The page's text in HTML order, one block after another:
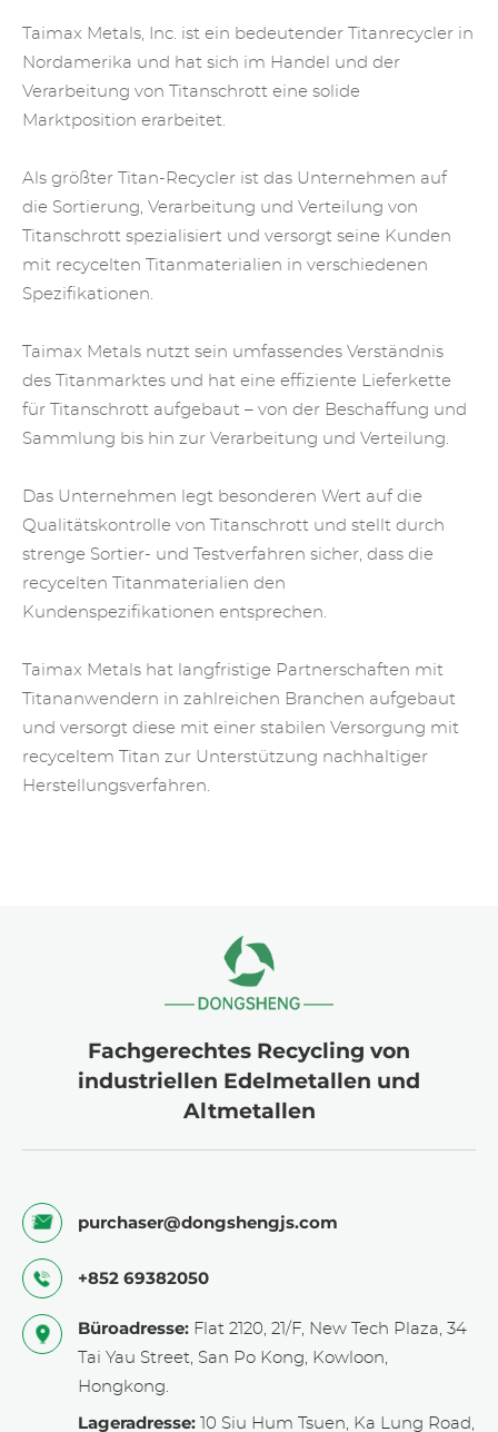
Taimax Metals, Inc. ist ein bedeutender Titanrecycler in
Nordamerika und hat sich im Handel und der
Verarbeitung von Titanschrott eine solide
Marktposition erarbeitet.
Als größter Titan-Recycler ist das Unternehmen auf
die Sortierung, Verarbeitung und Verteilung von
Titanschrott spezialisiert und versorgt seine Kunden
mit recycelten Titanmaterialien in verschiedenen
Spezifikationen.
Taimax Metals nutzt sein umfassendes Verständnis
des Titanmarktes und hat eine effiziente Lieferkette
für Titanschrott aufgebaut – von der Beschaffung und
Sammlung bis hin zur Verarbeitung und Verteilung.
Das Unternehmen legt besonderen Wert auf die
Qualitätskontrolle von Titanschrott und stellt durch
strenge Sortier- und Testverfahren sicher, dass die
recycelten Titanmaterialien den
Kundenspezifikationen entsprechen.
Taimax Metals hat langfristige Partnerschaften mit
Titananwendern in zahlreichen Branchen aufgebaut
und versorgt diese mit einer stabilen Versorgung mit
recyceltem Titan zur Unterstützung nachhaltiger
Herstellungsverfahren.
Fachgerechtes Recycling von
industriellen Edelmetallen und
Altmetallen
purchaser@dongshengjs.com
+852 69382050
Büroadresse: Flat 2120, 21/F, New Tech Plaza, 34
Tai Yau Street, San Po Kong, Kowloon,
Hongkong.
Lageradresse: 10 Siu Hum Tsuen, Ka Lung Road,